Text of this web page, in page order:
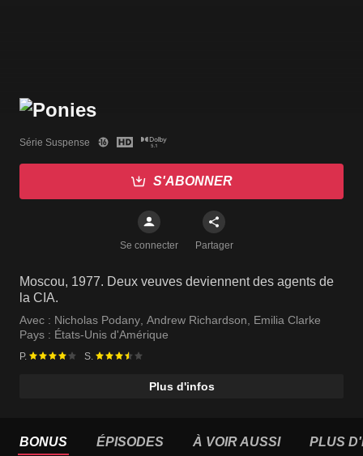
Série Suspense
S'ABONNER
Se connecter Partager
Moscou, 1977. Deux veuves deviennent des agents de
la CIA.
Avec : Nicholas Podany, Andrew Richardson, Emilia Clarke
Pays : États-Unis d'Amérique
P. S.
Plus d'infos
BONUS ÉPISODES À VOIR AUSSI PLUS